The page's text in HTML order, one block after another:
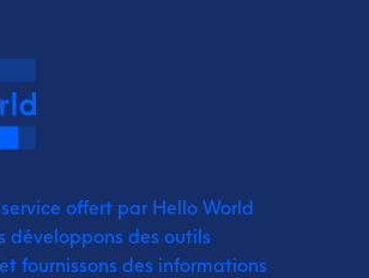
offert par Hello World
développons des outils
fournissonsdes informations